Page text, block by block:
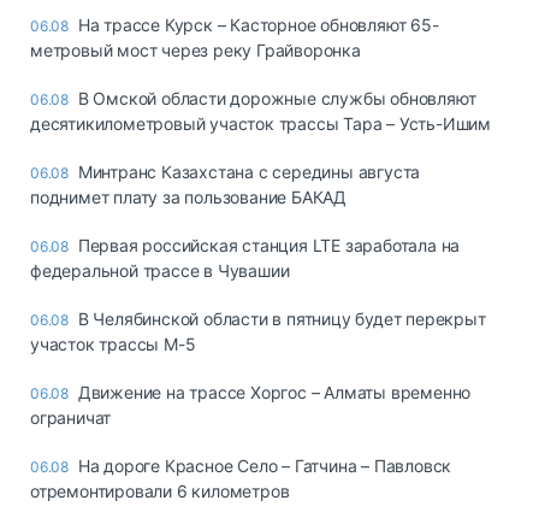
06.08 На трассе Курск – Касторное обновляют 65-
метровый мост через реку Грайворонка
06.08 В Омской области дорожные службы обновляют
десятикилометровый участок трассы Тара – Усть-Ишим
06.08 Минтранс Казахстана с середины августа
поднимет плату за пользование БАКАД
06.08 Первая российская станция LTE заработала на
федеральной трассе в Чувашии
06.08 В Челябинской области в пятницу будет перекрыт
участок трассы М-5
06.08 Движение на трассе Хоргос – Алматы временно
ограничат
06.08 На дороге Красное Село – Гатчина – Павловск
отремонтировали 6 километров